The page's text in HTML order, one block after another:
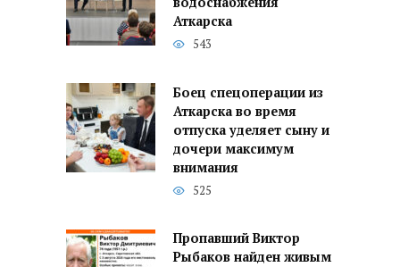
Аткарска
543
Боец спецоперации из
Аткарска во время
отпуска уделяет сыну и
дочери максимум
внимания
525
Пропавший Виктор
Рыбаков найден живым